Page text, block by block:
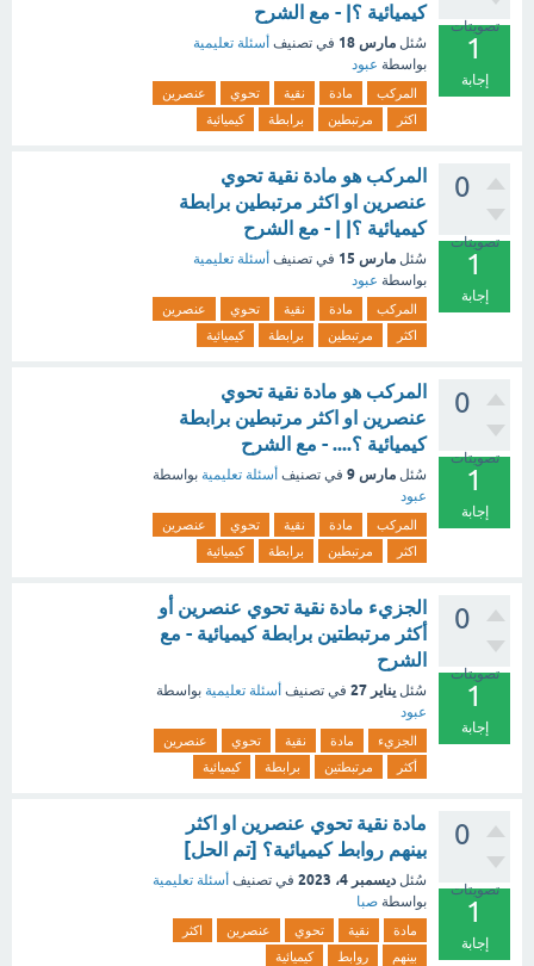
تصويتات
1
إجابة
كيميائية ؟| - مع الشرح
سُئل مارس 18 في تصنيف أسئلة تعليمية
بواسطة عبود
المركب مادة نقية تحوي
عنصرين
اكثر
مرتبطين برابطة كيميائية
0
تصويتات
1
إجابة
المركب هو مادة نقية تحوي
عنصرين او اكثر مرتبطين برابطة
كيميائية ؟| | - مع الشرح
سُئل مارس 15 في تصنيف أسئلة تعليمية
بواسطة عبود
المركب مادة نقية تحوي
عنصرين
اكثر
مرتبطين برابطة كيميائية
0
تصويتات
1
إجابة
المركب هو مادة نقية تحوي
عنصرين او اكثر مرتبطين برابطة
كيميائية ؟.... - مع الشرح
سُئل مارس 9 في تصنيف أسئلة تعليمية بواسطة
عبود
المركب مادة نقية تحوي
عنصرين
اكثر
مرتبطين برابطة كيميائية
0
تصويتات
1
إجابة
الجزيء مادة نقية تحوي عنصرين أو
أكثر مرتبطتين برابطة كيميائية - مع
الشرح
سُئل يناير 27 في تصنيف أسئلة تعليمية بواسطة
عبود
الجزيء مادة نقية تحوي
عنصرين
أكثر
مرتبطتين برابطة كيميائية
0
تصويتات
1
إجابة
مادة نقية تحوي عنصرين او اكثر
بينهم روابط كيميائية؟ [تم الحل]
سُئل ديسمبر 4، 2023 في تصنيف أسئلة تعليمية
بواسطة صبا
مادة نقية تحوي عنصرين
اكثر
بينهم
روابط كيميائية